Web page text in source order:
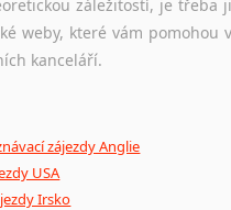
záležitostí, je
weby, které vám
kanceláří.
zájezdy Anglie
USA
Irsko